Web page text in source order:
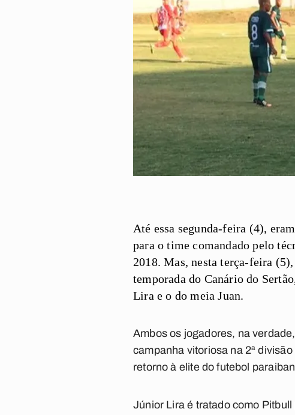
Até essa segunda-feira (4),
para o time comandado pelo
2018. Mas, nesta terça-feira
temporada do Canário do
Lira e o do meia Juan.
Ambos os jogadores, na
campanha vitoriosa na 2ª
retorno à elite do futebol
Júnior Lira é tratado como